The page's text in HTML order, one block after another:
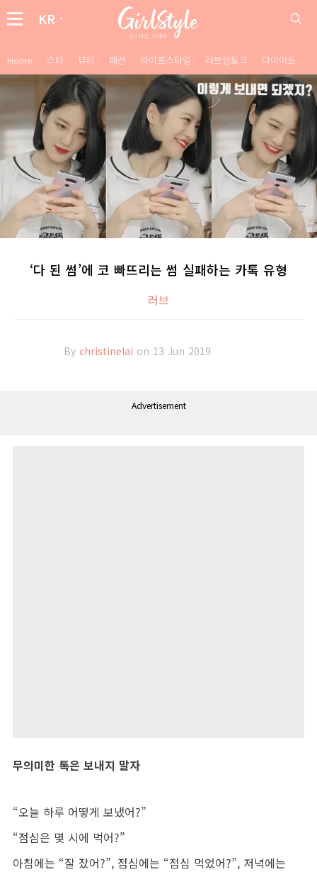
KR
Home 스타 뷰티 패션 라이프스타일 러브앤토크 다이어트
‘다 된 썸’에 코 빠뜨리는 썸 실패하는 카톡 유형
러브
By christinelai on 13 Jun 2019
Advertisement
무의미한 톡은 보내지 말자
“오늘 하루 어떻게 보냈어?”
“점심은 몇 시에 먹어?”
아침에는 “잘 잤어?”, 점심에는 “점심 먹었어?”, 저녁에는